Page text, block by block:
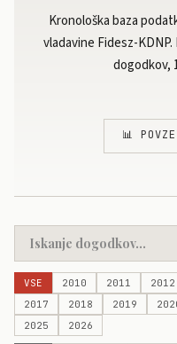
Kronološka baza
vladavine Fidesz-
dogodkov,
📊
VSE 2010 2011 2012
2017
2018 2019
2025
2026